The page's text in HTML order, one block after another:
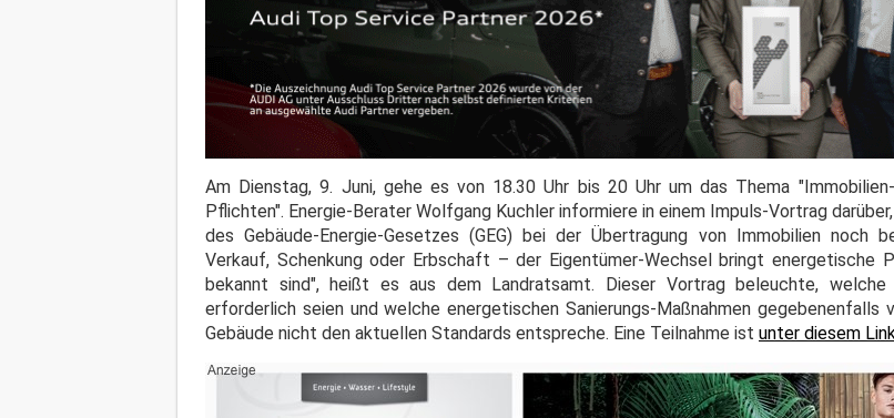
Am Dienstag, 9. Juni, gehe es von 18.30 Uhr bis 20 Uhr um das Thema
Pflichten". Energie-Berater Wolfgang Kuchler informiere in einem Impuls-Vortrag
des Gebäude-Energie-Gesetzes (GEG) bei der Übertragung von Immobilien noch
Verkauf, Schenkung oder Erbschaft – der Eigentümer-Wechsel bringt
bekannt sind", heißt es aus dem Landratsamt. Dieser Vortrag beleuchte, welche
erforderlich seien und welche energetischen Sanierungs-Maßnahmen gegebenenfalls
Gebäude nicht den aktuellen Standards entspreche. Eine Teilnahme ist unter diesem Link